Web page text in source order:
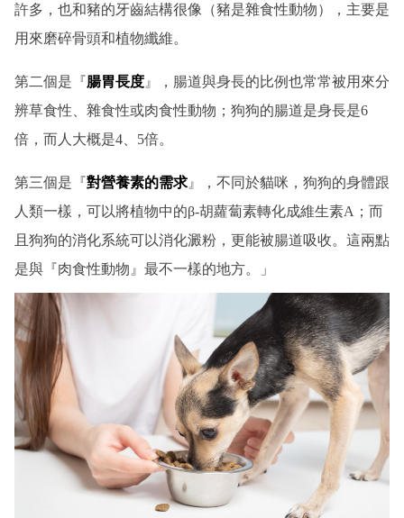
許多，也和豬的牙齒結構很像（豬是雜食性動物），主要是
用來磨碎骨頭和植物纖維。
第二個是『腸胃長度 』，腸道與身長的比例也常常被用來分
辨草食性、雜食性或肉食性動物；狗狗的腸道是身長是6
倍，而人大概是4、5倍。
第三個是『對營養素的需求 』，不同於貓咪，狗狗的身體跟
人類一樣，可以將植物中的β-胡蘿蔔素轉化成維生素A；而
且狗狗的消化系統可以消化澱粉，更能被腸道吸收。這兩點
是與『肉食性動物』最不一樣的地方。」